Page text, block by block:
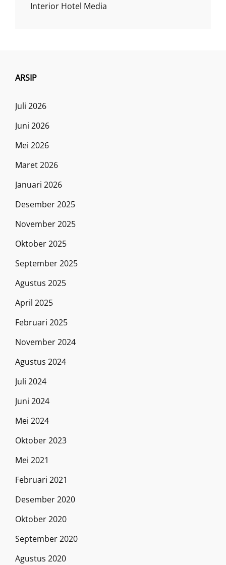
Interior Hotel Media
ARSIP
Juli 2026
Juni 2026
Mei 2026
Maret 2026
Januari 2026
Desember 2025
November 2025
Oktober 2025
September 2025
Agustus 2025
April 2025
Februari 2025
November 2024
Agustus 2024
Juli 2024
Juni 2024
Mei 2024
Oktober 2023
Mei 2021
Februari 2021
Desember 2020
Oktober 2020
September 2020
Agustus 2020